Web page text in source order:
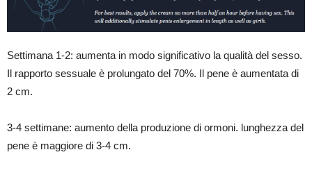
Settimana 1-2: aumenta in modo significativo la qualità del sesso.
Il rapporto sessuale è prolungato del 70%. Il pene è aumentata di
2 cm.
3-4 settimane: aumento della produzione di ormoni. lunghezza del
pene è maggiore di 3-4 cm.